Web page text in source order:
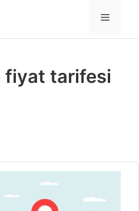
MENÜ
fiyat tarifesi